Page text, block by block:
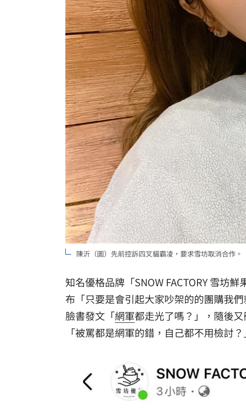
台灣彩券開獎直播中
LIVE三立+24小時直播
三立iNEWS新聞台線上直播 18:00
商場戰國來臨 台中「頂奢大道」逐漸成形
台彩父親節推新刮刮樂千萬頭獎超「爸」氣
「拍片人的多重宇宙」職涯論壇9/12登場！
8國球員齊聚高雄 Formosa 7s掀足球熱潮
理想混蛋號召粉絲跨海追星吃美食！ 18:15
陳沂（圖）先前控訴四叉貓霸凌，要求雪坊取消合作。
知名優格品牌「SNOW FACTORY 雪坊
布「只要是會引起大家吵架的的團購我
臉書發文「網軍都走光了嗎？」，隨後
「被罵都是網軍的錯，自己都不用檢討？